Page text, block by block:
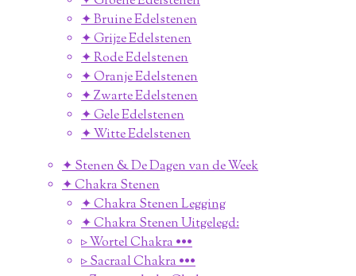
✦ Bruine Edelstenen
✦ Grijze Edelstenen
✦ Rode Edelstenen
✦ Oranje Edelstenen
✦ Zwarte Edelstenen
✦ Gele Edelstenen
✦ Witte Edelstenen
✦ Stenen & De Dagen van de Week
✦ Chakra Stenen
✦ Chakra Stenen Legging
✦ Chakra Stenen Uitgelegd:
▹ Wortel Chakra •••
▹ Sacraal Chakra •••